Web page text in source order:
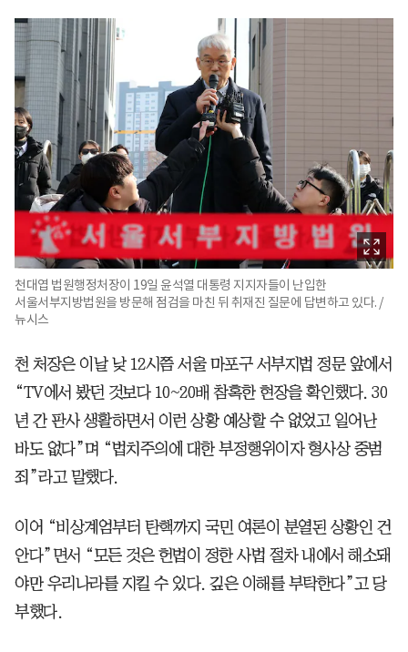
천대엽 법원행정처장이 19일 윤석열 대통령 지지자들이 난입한
서울서부지방법원을 방문해 점검을 마친 뒤 취재진 질문에 답변하고 있다. /
뉴시스
천 처장은 이날 낮 12시쯤 서울 마포구 서부지법 정문 앞에서
“TV에서 봤던 것보다 10~20배 참혹한 현장을 확인했다. 30
년 간 판사 생활하면서 이런 상황 예상할 수 없었고 일어난
바도 없다”며 “법치주의에 대한 부정행위이자 형사상 중범
죄”라고 말했다.
이어 “비상계엄부터 탄핵까지 국민 여론이 분열된 상황인 건
안다”면서 “모든 것은 헌법이 정한 사법 절차 내에서 해소돼
야만 우리나라를 지킬 수 있다. 깊은 이해를 부탁한다”고 당
부했다.